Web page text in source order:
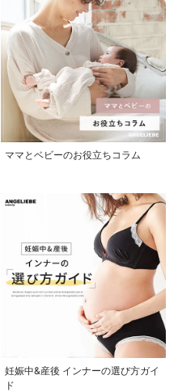
ママとベビーのお役立ちコラム
妊娠中&産後 インナーの選び方ガイ
ド